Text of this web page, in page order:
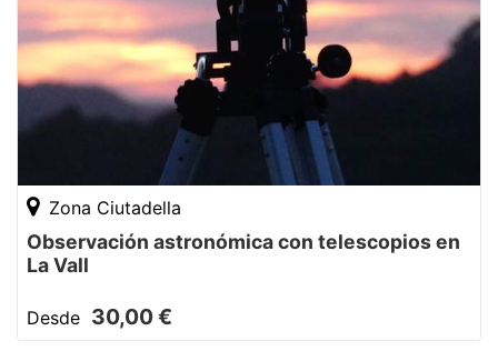
Zona Ciutadella
Observación astronómica con telescopios en
La Vall
Desde 30,00 €